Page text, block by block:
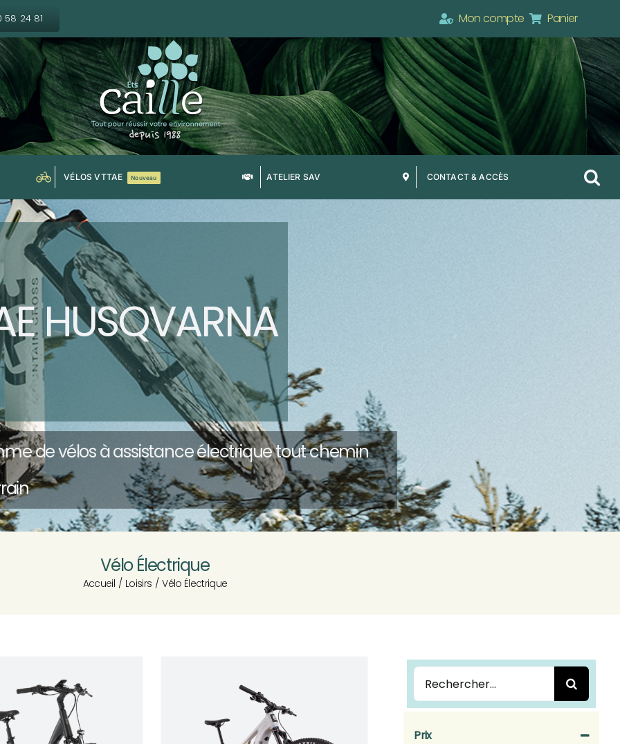
58 24 81 Mon compte Panier
VÉLOS VTTAE Nouveau ATELIER SAV CONTACT & ACCÈS
HUSQVARNA
de vélos à assistance électrique tout chemin
Vélo Électrique
Accueil Loisirs Vélo Électrique
Rechercher:
Prix